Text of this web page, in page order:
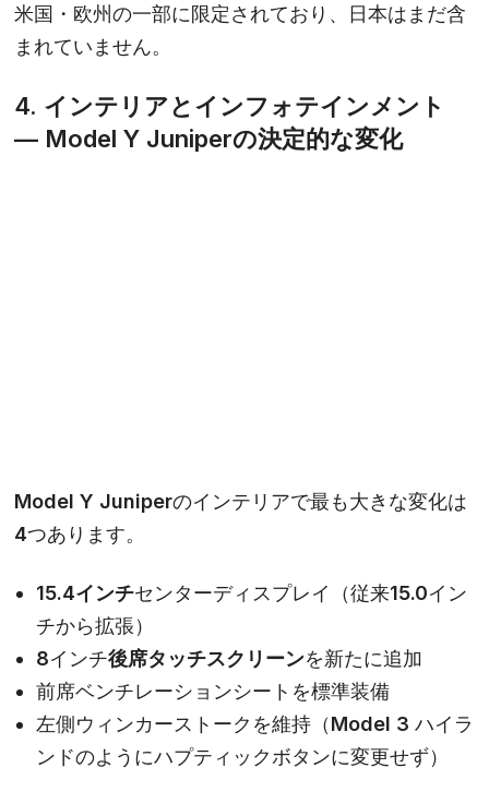
米国・欧州の一部に限定されており、日本はまだ含
まれていません。
4. インテリアとインフォテインメント
— Model Y Juniperの決定的な変化
Model Y Juniperのインテリアで最も大きな変化は
4つあります。
15.4インチセンターディスプレイ（従来15.0イン
チから拡張）
8インチ後席タッチスクリーンを新たに追加
前席ベンチレーションシートを標準装備
左側ウィンカーストークを維持（Model 3 ハイラ
ンドのようにハプティックボタンに変更せず）